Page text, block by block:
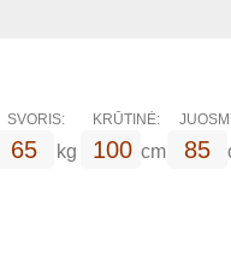
SVORIS: KRŪTINĖ:
65 kg 100 cm 85